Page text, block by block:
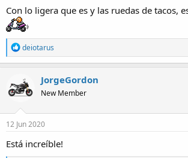
Con lo ligera que es y las ruedas de tacos,
R
e
a
t
i
n
s
deiotarus
JorgeGordon
New Member
12 Jun 2020
Está increíble!